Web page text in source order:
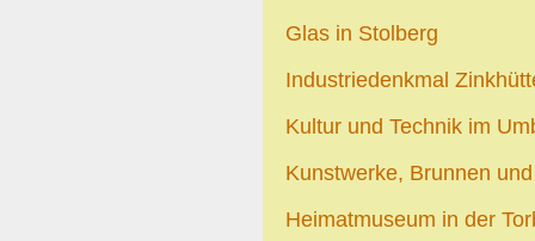
Glas in Stolberg
Industriedenkmal
Kultur und Technik im
Kunstwerke, Brunnen
Heimatmuseum in der